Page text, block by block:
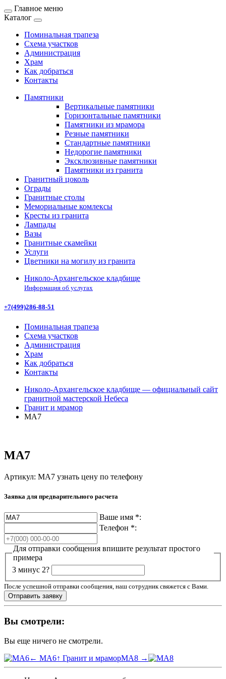
Главное меню
Каталог
Поминальная трапеза
Схема участков
Администрация
Храм
Как добраться
Контакты
Памятники
Вертикальные памятники
Горизонтальные памятники
Памятники из мрамора
Резные памятники
Стандартные памятники
Недорогие памятники
Эксклюзивные памятники
Памятники из гранита
Гранитный цоколь
Ограды
Гранитные столы
Мемориальные комлексы
Кресты из гранита
Лампады
Вазы
Гранитные скамейки
Услуги
Цветники на могилу из гранита
Николо-Архангельское кладбище
Информация об услугах
+7(499)286-88-51
Поминальная трапеза
Схема участков
Администрация
Храм
Как добраться
Контакты
Николо-Архангельское кладбище — официальный сайт
гранитной мастерской Небеса
Гранит и мрамор
МА7
МА7
Артикул: МА7 узнать цену по телефону
Заявка для предварительного расчета
Ваше имя *:
Телефон *:
Для отправки сообщения впишите результат простого
примера
3 минус 2?
После успешной отправки сообщения, наш сотрудник свяжется с Вами.
Вы смотрели:
Вы еще ничего не смотрели.
← МА6↑ Гранит и мраморМА8 →